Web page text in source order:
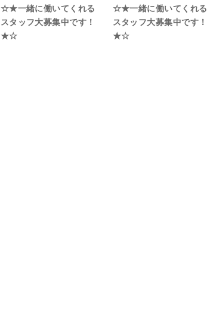
☆★一緒に働いてくれる
スタッフ大募集中です！
★☆
☆★一緒に働いてくれる
スタッフ大募集中です！
★☆